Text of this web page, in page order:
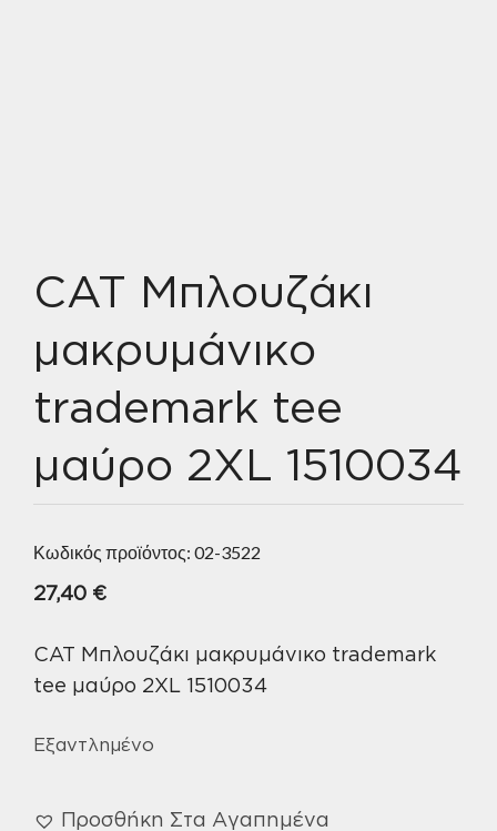
CAT Μπλουζάκι
μακρυμάνικο
trademark tee
μαύρο 2XL 1510034
Κωδικός προϊόντος: 02-3522
27,40 €
CAT Μπλουζάκι μακρυμάνικο trademark
tee μαύρο 2XL 1510034
Εξαντλημένο
Προσθήκη Στα Αγαπημένα